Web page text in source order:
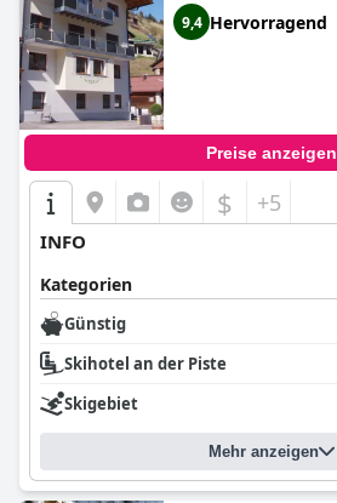
9,4 Hervorragend
Preise anzeigen
$ +5
INFO
Kategorien
Günstig
Skihotel an der Piste
Skigebiet
Mehr anzeigen